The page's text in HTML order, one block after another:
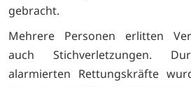
gebracht.
Mehrere Personen erlitten
auch Stichverletzungen.
alarmierten Rettungskräfte